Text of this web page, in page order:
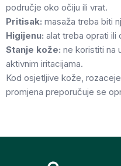
područje oko očiju ili vrat.
Pritisak: masaža treba biti
Higijenu: alat treba oprati ili
Stanje kože: ne koristiti na
aktivnim iritacijama.
Kod osjetljive kože,
promjena preporučuje se